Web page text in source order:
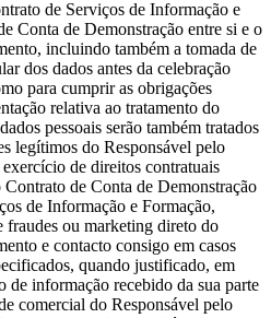
de Serviços de Informação e
Conta de Demonstração entre si e o
incluindo também a tomada de
dos dados antes da celebração
para cumprir as obrigações
relativa ao tratamento do
pessoais serão também tratados
legítimos do Responsável pelo
de direitos contratuais
de Conta de Demonstração
de Informação e Formação,
fraudes ou marketing direto do
e contacto consigo em casos
quando justificado, em
de informação recebido da sua parte
comercial do Responsável pelo